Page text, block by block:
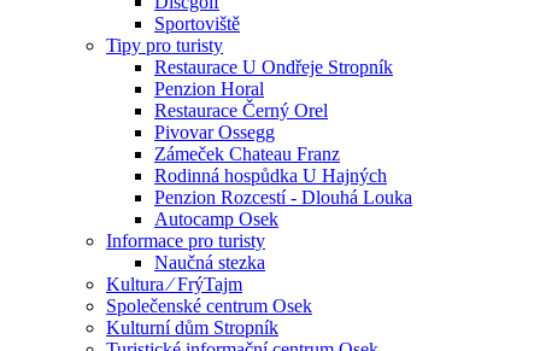
Sportoviště
Tipy pro turisty
Restaurace U Ondřeje Stropník
Penzion Horal
Restaurace Černý Orel
Pivovar Ossegg
Zámeček Chateau Franz
Rodinná hospůdka U Hajných
Penzion Rozcestí - Dlouhá Louka
Autocamp Osek
Informace pro turisty
Naučná stezka
Kultura ⁄ FrýTajm
Společenské centrum Osek
Kulturní dům Stropník